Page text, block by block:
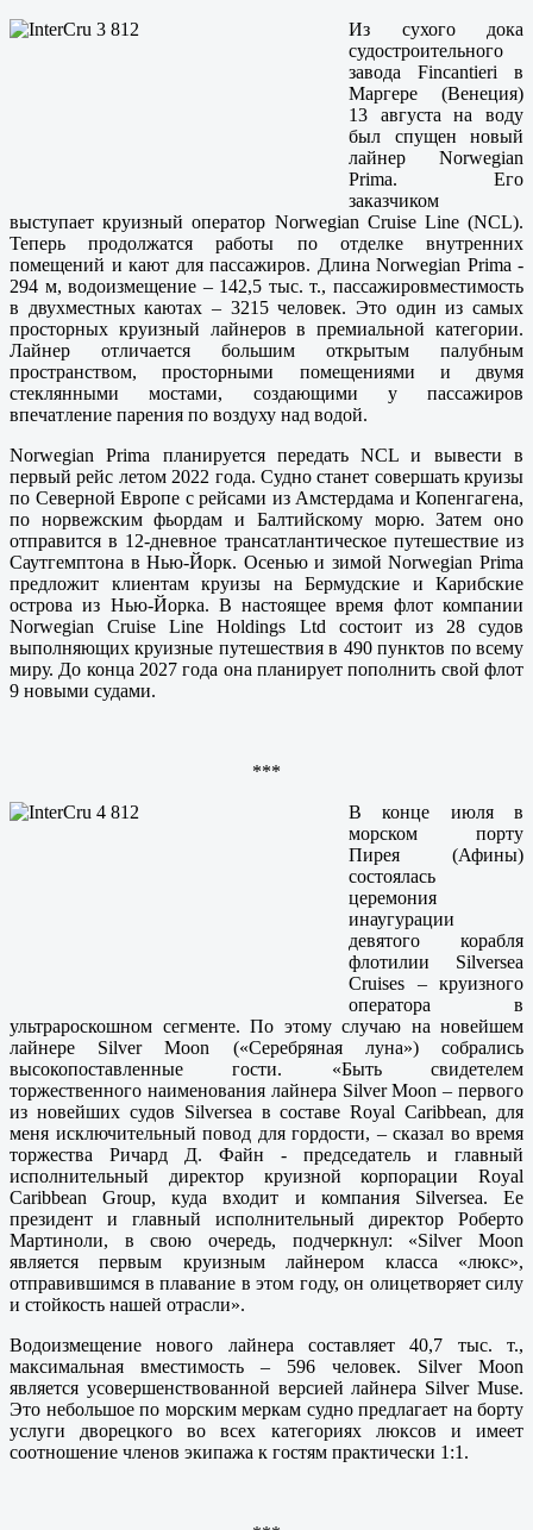
Из сухого дока
судостроительного
завода Fincantieri в
Маргере (Венеция)
13 августа на воду
был спущен новый
лайнер Norwegian
Prima. Его
заказчиком
выступает круизный оператор Norwegian Cruise Line (NCL).
Теперь продолжатся работы по отделке внутренних
помещений и кают для пассажиров. Длина Norwegian Prima -
294 м, водоизмещение – 142,5 тыс. т., пассажировместимость
в двухместных каютах – 3215 человек. Это один из самых
просторных круизный лайнеров в премиальной категории.
Лайнер отличается большим открытым палубным
пространством, просторными помещениями и двумя
стеклянными мостами, создающими у пассажиров
впечатление парения по воздуху над водой.
Norwegian Prima планируется передать NCL и вывести в
первый рейс летом 2022 года. Судно станет совершать круизы
по Северной Европе с рейсами из Амстердама и Копенгагена,
по норвежским фьордам и Балтийскому морю. Затем оно
отправится в 12-дневное трансатлантическое путешествие из
Саутгемптона в Нью-Йорк. Осенью и зимой Norwegian Prima
предложит клиентам круизы на Бермудские и Карибские
острова из Нью-Йорка. В настоящее время флот компании
Norwegian Cruise Line Holdings Ltd состоит из 28 судов
выполняющих круизные путешествия в 490 пунктов по всему
миру. До конца 2027 года она планирует пополнить свой флот
9 новыми судами.
***
В конце июля в
морском порту
Пирея (Афины)
состоялась
церемония
инаугурации
девятого корабля
флотилии Silversea
Cruises – круизного
оператора в
ультрароскошном сегменте. По этому случаю на новейшем
лайнере Silver Moon («Серебряная луна») собрались
высокопоставленные гости. «Быть свидетелем
торжественного наименования лайнера Silver Moon – первого
из новейших судов Silversea в составе Royal Caribbean, для
меня исключительный повод для гордости, – сказал во время
торжества Ричард Д. Файн - председатель и главный
исполнительный директор круизной корпорации Royal
Caribbean Group, куда входит и компания Silversea. Ее
президент и главный исполнительный директор Роберто
Мартиноли, в свою очередь, подчеркнул: «Silver Moon
является первым круизным лайнером класса «люкс»,
отправившимся в плавание в этом году, он олицетворяет силу
и стойкость нашей отрасли».
Водоизмещение нового лайнера составляет 40,7 тыс. т.,
максимальная вместимость – 596 человек. Silver Moon
является усовершенствованной версией лайнера Silver Muse.
Это небольшое по морским меркам судно предлагает на борту
услуги дворецкого во всех категориях люксов и имеет
соотношение членов экипажа к гостям практически 1:1.